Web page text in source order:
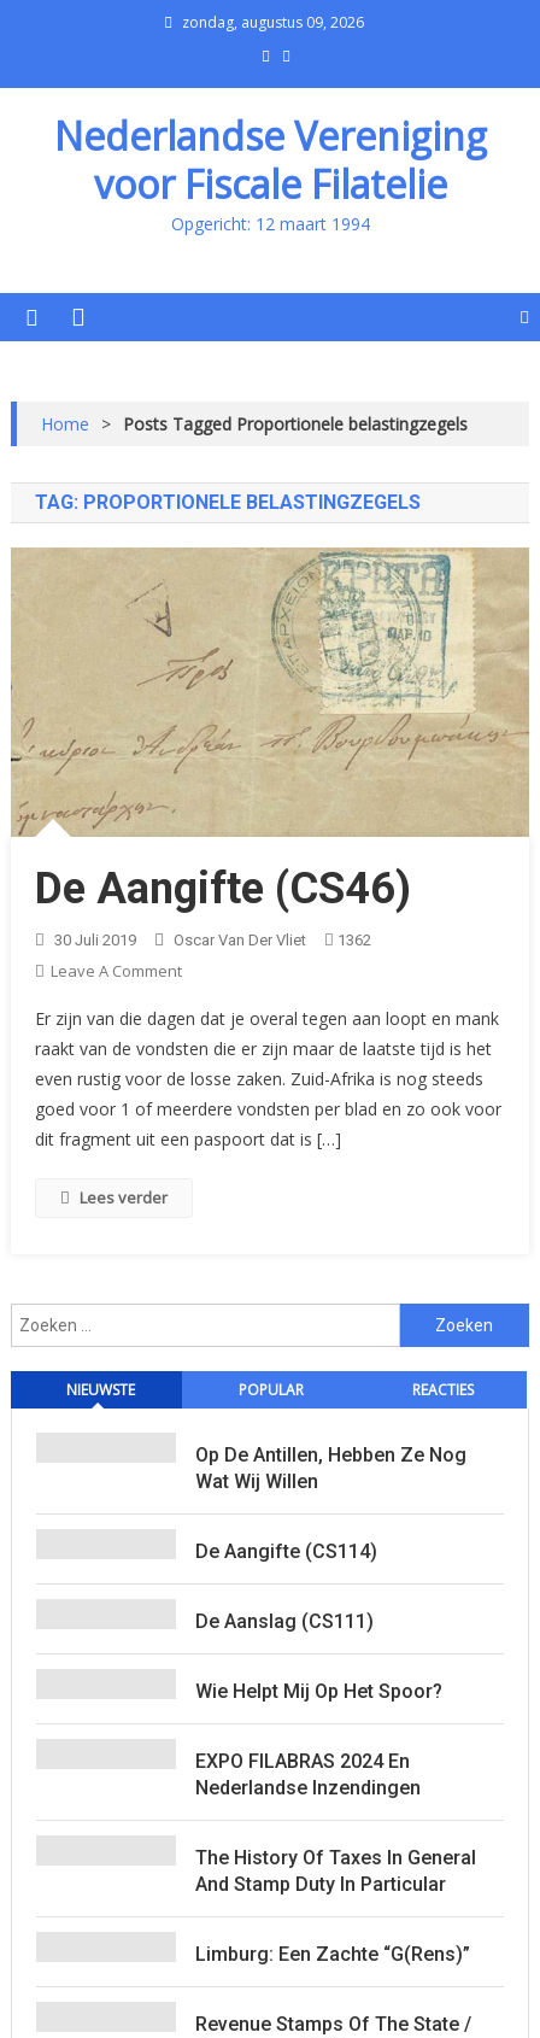
zondag, augustus 09, 2026
Nederlandse Vereniging
voor Fiscale Filatelie
Opgericht: 12 maart 1994
Home > Posts Tagged Proportionele belastingzegels
TAG: PROPORTIONELE BELASTINGZEGELS
De Aangifte (CS46)
30 Juli 2019 Oscar Van Der Vliet 1362
Leave A CommentOn
Aangifte
(CS46)
Er zijn van die dagen dat je overal tegen aan loopt en mank
raakt van de vondsten die er zijn maar de laatste tijd is het
even rustig voor de losse zaken. Zuid-Afrika is nog steeds
goed voor 1 of meerdere vondsten per blad en zo ook voor
dit fragment uit een paspoort dat is […]
Lees verder
Zoeken
naar:
NIEUWSTE POPULAR REACTIES
Op De Antillen, Hebben Ze Nog
Wat Wij Willen
De Aangifte (CS114)
De Aanslag (CS111)
Wie Helpt Mij Op Het Spoor?
EXPO FILABRAS 2024 En
Nederlandse Inzendingen
The History Of Taxes In General
And Stamp Duty In Particular
Limburg: Een Zachte “G(rens)”
Revenue Stamps Of The State /